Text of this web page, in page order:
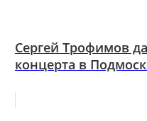
Сергей Трофимов
концерта в